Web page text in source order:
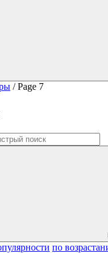
/Page 7
по